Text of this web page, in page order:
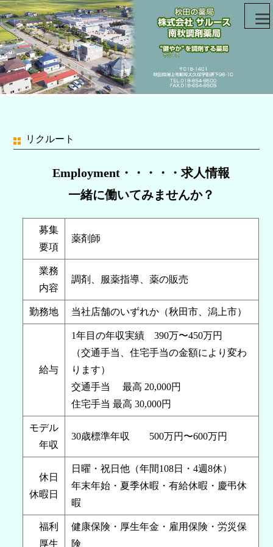
リクルート
Employment・・・・・求人情報
一緒に働いてみませんか？
募集
要項
薬剤師
業務
内容
調剤、服薬指導、薬の販売
勤務地 当社店舗のいずれか（秋田市、潟上市）
給与
1年目の年収実績 390万〜450万円
（交通手当、住宅手当の金額により変わ
ります）
交通手当 最高 20,000円
住宅手当 最高 30,000円
モデル
年収
30歳標準年収 500万円〜600万円
休日
休暇日
日曜・祝日他（年間108日・4週8休）
年末年始・夏季休暇・有給休暇・慶弔休
暇
福利
厚生
健康保険・厚生年金・雇用保険・労災保
険